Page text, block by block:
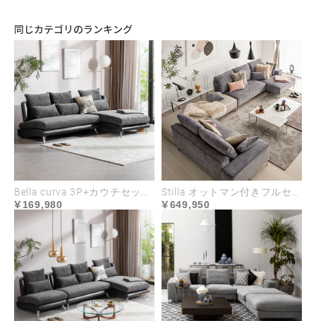
深いくつろぎへ誘う
ハイクラスな座り心地
心やすらぐ座り心地を叶えるのは、全身を受け止め
同じカテゴリのランキング
Bella curva 3P+カウチセット コンパクト／レギュラー／ラージ
169,980
Stilla オットマン付きフルセット
649,950